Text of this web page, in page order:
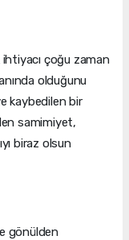
ihtiyacı çoğu zaman
olduğunu
kaybedilen bir
samimiyet,
biraz olsun
gönülden